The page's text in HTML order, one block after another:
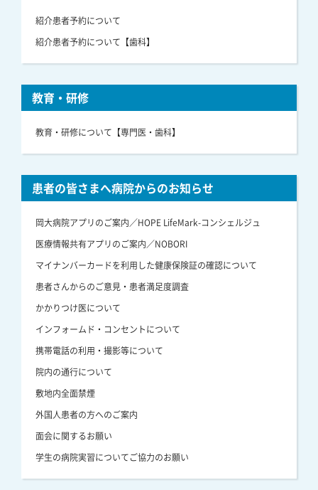
紹介患者予約について
紹介患者予約について【歯科】
教育・研修
教育・研修について【専門医・歯科】
患者の皆さまへ病院からのお知らせ
岡大病院アプリのご案内／HOPE LifeMark-コンシェルジュ
医療情報共有アプリのご案内／NOBORI
マイナンバーカードを利用した健康保険証の確認について
患者さんからのご意見・患者満足度調査
かかりつけ医について
インフォームド・コンセントについて
携帯電話の利用・撮影等について
院内の通行について
敷地内全面禁煙
外国人患者の方へのご案内
面会に関するお願い
学生の病院実習についてご協力のお願い